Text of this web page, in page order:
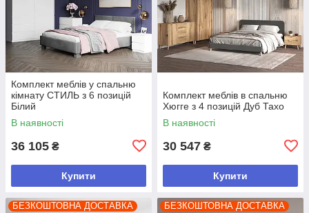
Комплект меблів у спальню
кімнату СТИЛЬ з 6 позицій
Білий
В наявності
36 105 ₴
Купити
Комплект меблів в спальню
Хюгге з 4 позицій Дуб Тахо
В наявності
30 547 ₴
Купити
БЕЗКОШТОВНА ДОСТАВКА
БЕЗКОШТОВНА ДОСТАВКА